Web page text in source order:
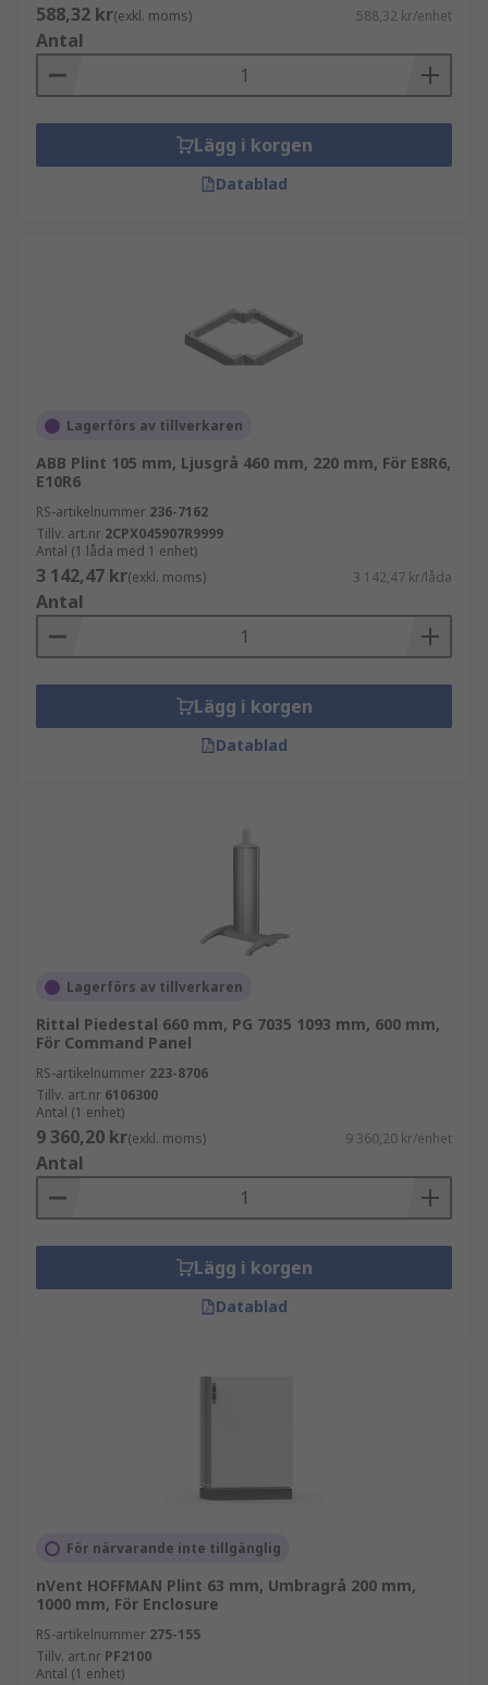
588,32 kr(exkl. moms) 588,32 kr/enhet
Antal
Lägg i korgen
Datablad
Lagerförs av tillverkaren
ABB Plint 105 mm, Ljusgrå 460 mm, 220 mm, För E8R6,
E10R6
RS-artikelnummer 236-7162
Tillv. art.nr 2CPX045907R9999
Antal (1 låda med 1 enhet)
3 142,47 kr(exkl. moms) 3 142,47 kr/låda
Antal
Lägg i korgen
Datablad
Lagerförs av tillverkaren
Rittal Piedestal 660 mm, PG 7035 1093 mm, 600 mm,
För Command Panel
RS-artikelnummer 223-8706
Tillv. art.nr 6106300
Antal (1 enhet)
9 360,20 kr(exkl. moms) 9 360,20 kr/enhet
Antal
Lägg i korgen
Datablad
För närvarande inte tillgänglig
nVent HOFFMAN Plint 63 mm, Umbragrå 200 mm,
1000 mm, För Enclosure
RS-artikelnummer 275-155
Tillv. art.nr PF2100
Antal (1 enhet)